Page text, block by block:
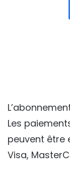
Les
peuvent être
Visa,